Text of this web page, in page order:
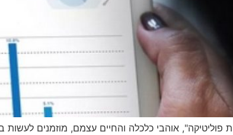
פוליטיקה", אוהבי כלכלה והחיים עצמם, מוזמנים